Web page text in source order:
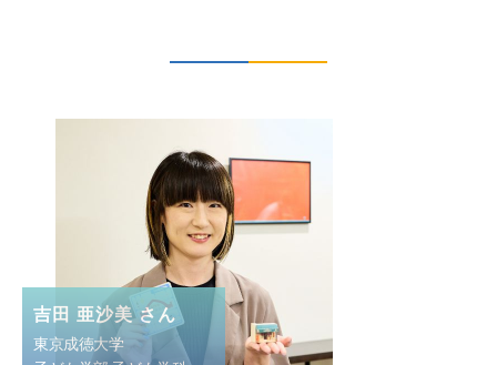
吉田 亜沙美 さん
東京成徳大学